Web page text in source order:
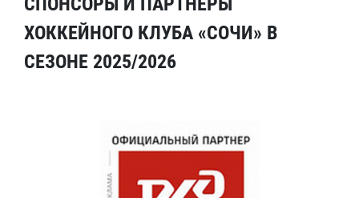
ХОККЕЙНОГО КЛУБА «СОЧИ» В
СЕЗОНЕ 2025/2026